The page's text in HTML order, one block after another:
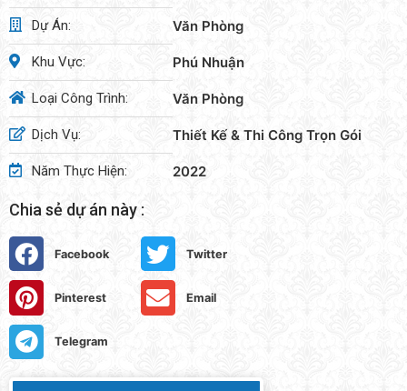
Dự Án:
Khu Vực:
Loại Công Trình:
Dịch Vụ:
Năm Thực Hiện:
Chia sẻ dự án này :
Facebook Twitter
Pinterest Email
Telegram
Văn Phòng
Phú Nhuận
Văn Phòng
Thiết Kế & Thi Công Trọn Gói
2022